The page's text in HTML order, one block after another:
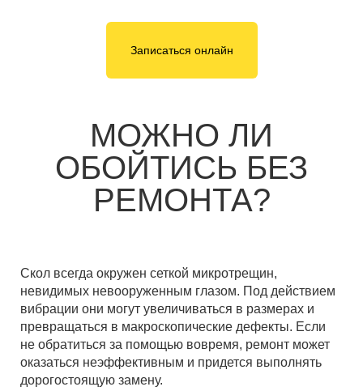
Записаться онлайн
МОЖНО ЛИ
ОБОЙТИСЬ БЕЗ
РЕМОНТА?
Скол всегда окружен сеткой микротрещин,
невидимых невооруженным глазом. Под действием
вибрации они могут увеличиваться в размерах и
превращаться в макроскопические дефекты. Если
не обратиться за помощью вовремя, ремонт может
оказаться неэффективным и придется выполнять
дорогостоящую замену.